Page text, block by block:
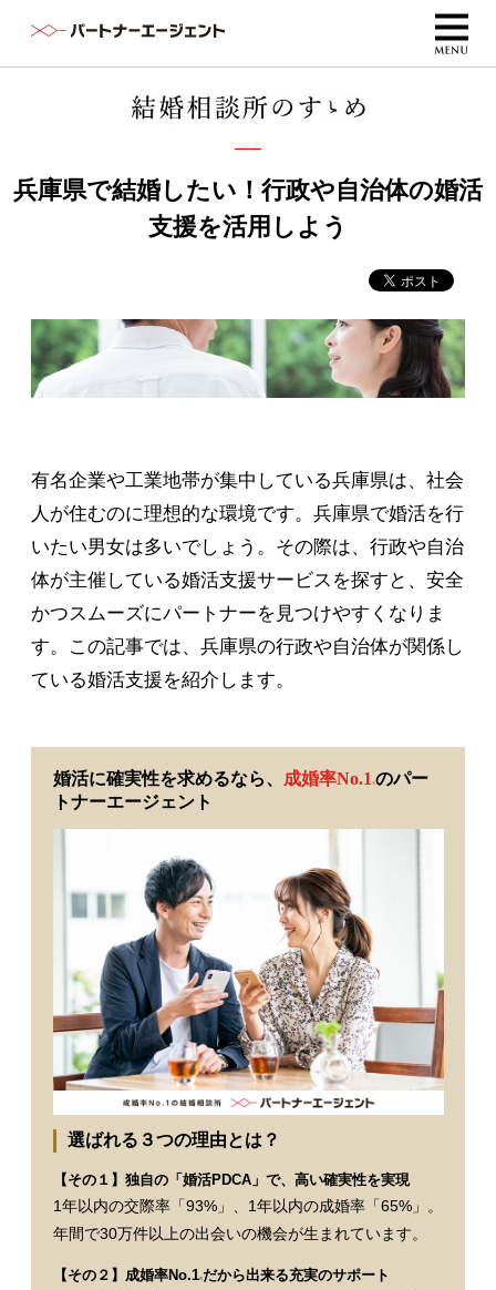
兵庫県で結婚したい！行政や自治体の婚活
支援を活用しよう
有名企業や工業地帯が集中している兵庫県は、社会
人が住むのに理想的な環境です。兵庫県で婚活を行
いたい男女は多いでしょう。その際は、行政や自治
体が主催している婚活支援サービスを探すと、安全
かつスムーズにパートナーを見つけやすくなりま
す。この記事では、兵庫県の行政や自治体が関係し
ている婚活支援を紹介します。
婚活に確実性を求めるなら、 成婚率No.1 ※のパー
トナーエージェント
選ばれる３つの理由とは？
【その１】独自の「婚活PDCA」で、高い確実性を実現
1年以内の交際率「93%」、1年以内の成婚率「65%」。
年間で30万件以上の出会いの機会が生まれています。
【その２】成婚率No.1※だから出来る充実のサポート